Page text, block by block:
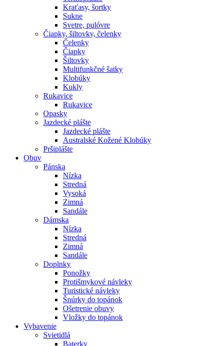
Kraťasy, šortky
Sukne
Svetre, pulóvre
Čiapky, šiltovky, čelenky
Čelenky
Čiapky
Šiltovky
Multifunkčné šatky
Klobúky
Kukly
Rukavice
Rukavice
Opasky
Jazdecké plášte
Jazdecké plášte
Australské Kožené Klobúky
Pršiplášte
Obuv
Pánska
Nízka
Stredná
Vysoká
Zimná
Sandále
Dámska
Nízka
Stredná
Zimná
Sandále
Doplnky
Ponožky
Protišmykové návleky
Turistické návleky
Šnúrky do topánok
Ošetrenie obuvy
Vložky do topánok
Vybavenie
Svietidlá
Baterky